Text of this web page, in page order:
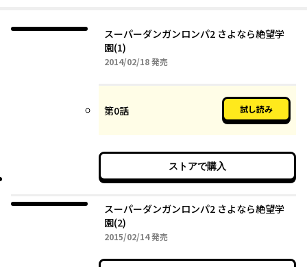
スーパーダンガンロンパ2 さよなら絶望学
園(1)
2014/02/182014年02月18日
発売
第0話 試し読み
ストアで購入
スーパーダンガンロンパ2 さよなら絶望学
園(2)
2015/02/142015年02月14日
発売